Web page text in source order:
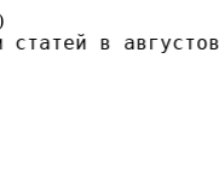
в